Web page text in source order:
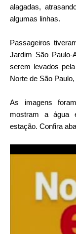
alagadas,
algumas linhas.
Passageiros
Jardim São Paulo-
serem levados
Norte de São
As imagens
mostram a água
estação. Confira